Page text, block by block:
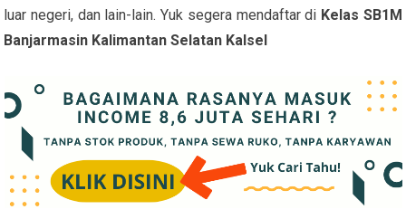
luar negeri, dan lain-lain. Yuk segera mendaftar di Kelas SB1M
Banjarmasin Kalimantan Selatan Kalsel